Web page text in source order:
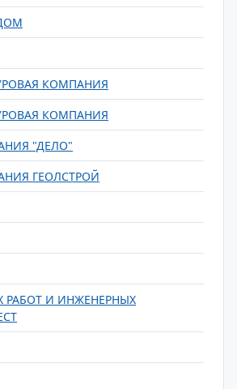
КОМПАНИЯ
КОМПАНИЯ
"ДЕЛО"
ГЕОЛСТРОЙ
РАБОТ И ИНЖЕНЕРНЫХ